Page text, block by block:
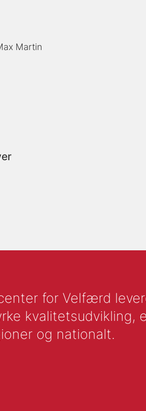
Martin
for Velfærd
kvalitetsudvikling,
og nationalt.